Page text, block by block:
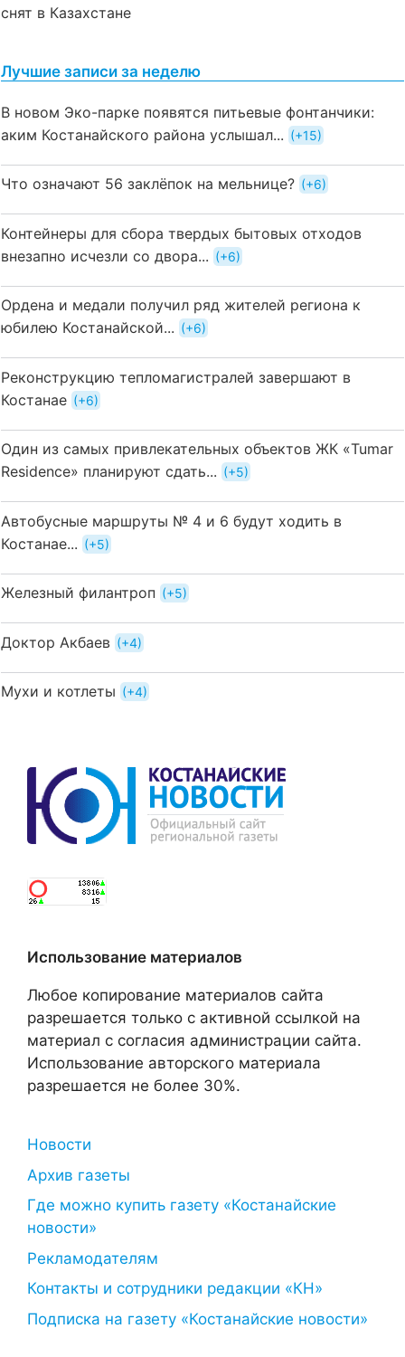
снят в Казахстане
Лучшие записи за неделю
В новом Эко-парке появятся питьевые фонтанчики:
аким Костанайского района услышал...
+15
Что означают 56 заклёпок на мельнице? +6
Контейнеры для сбора твердых бытовых отходов
внезапно исчезли со двора...
+6
Ордена и медали получил ряд жителей региона к
юбилею Костанайской...
+6
Реконструкцию тепломагистралей завершают в
Костанае
+6
Один из самых привлекательных объектов ЖК «Tumar
Residence» планируют сдать...
+5
Автобусные маршруты № 4 и 6 будут ходить в
Костанае...
+5
Железный филантроп +5
Доктор Акбаев +4
Мухи и котлеты +4
Использование материалов
Любое копирование материалов сайта
разрешается только с активной ссылкой на
материал с согласия администрации сайта.
Использование авторского материала
разрешается не более 30%.
Новости
Архив газеты
Где можно купить газету «Костанайские
новости»
Рекламодателям
Контакты и сотрудники редакции «КН»
Подписка на газету «Костанайские новости»